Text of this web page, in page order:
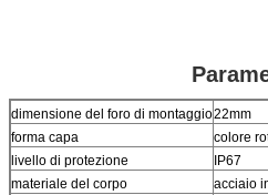
dimensione del foro di montaggio22mm
forma capa
colore
livello di protezione
IP67
materiale del corpo
acciaio